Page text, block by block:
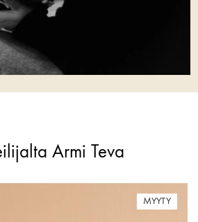
Armi Teva
MYYTY